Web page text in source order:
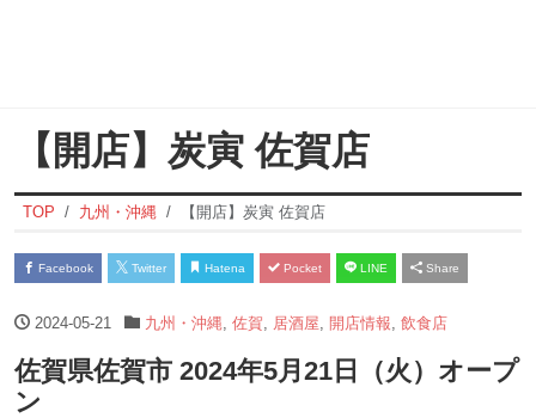
【開店】炭寅 佐賀店
TOP 九州・沖縄 【開店】炭寅 佐賀店
Facebook Twitter Hatena Pocket LINE Share
2024-05-21 九州・沖縄 佐賀 居酒屋 開店情報 飲食店
佐賀県佐賀市 2024年5月21日（火）オープ
ン